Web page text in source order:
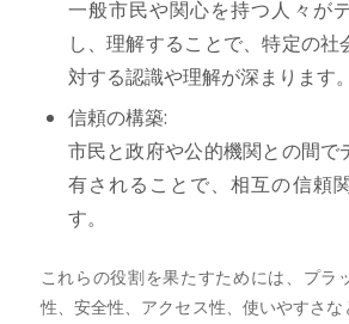
一般市民や関心を持つ人々が
し、理解することで、特定の社
対する認識や理解が深まります。
信頼の構築:
市民と政府や公的機関との間で
有されることで、相互の信頼
す。
これらの役割を果たすためには、プラ
性、安全性、アクセス性、使いやすさな